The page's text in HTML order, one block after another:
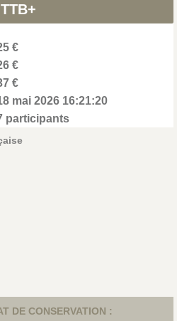
TTB+
€
€
€
mai 2026 16:21:20
participants
DE CONSERVATION :